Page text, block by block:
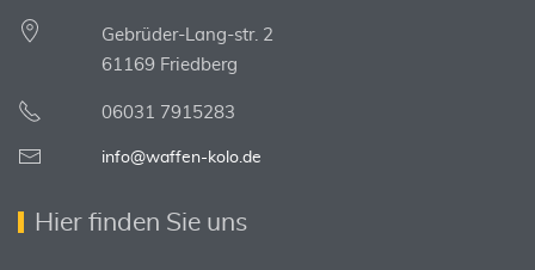
Gebrüder-Lang-str. 2
61169 Friedberg
06031 7915283
info@waffen-kolo.de
Hier finden Sie uns